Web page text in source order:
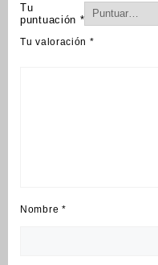
Tu
puntuación *
Tu valoración *
Nombre *